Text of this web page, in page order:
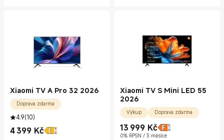
Xiaomi TV A Pro 32 2026
Doprava zdarma
4.9(10)
4 399 Kč
Current Price Kč4399.00
Xiaomi TV S Mini LED 55
2026
Výkup Doprava zdarma
13 999 Kč
Current Price Kč13999.00
0% RPSN / 3 měsíce